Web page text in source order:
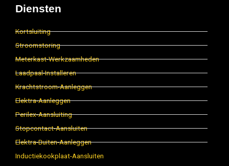
Diensten
Kortsluiting
Stroomstoring
Meterkast-Werkzaamheden
Laadpaal-Installeren
Krachtstroom-Aanleggen
Elektra-Aanleggen
Perilex-Aansluiting
Stopcontact-Aansluiten
Elektra-Buiten-Aanleggen
Inductiekookplaat-Aansluiten